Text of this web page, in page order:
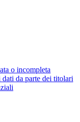
o incompleta
da parte dei titolari